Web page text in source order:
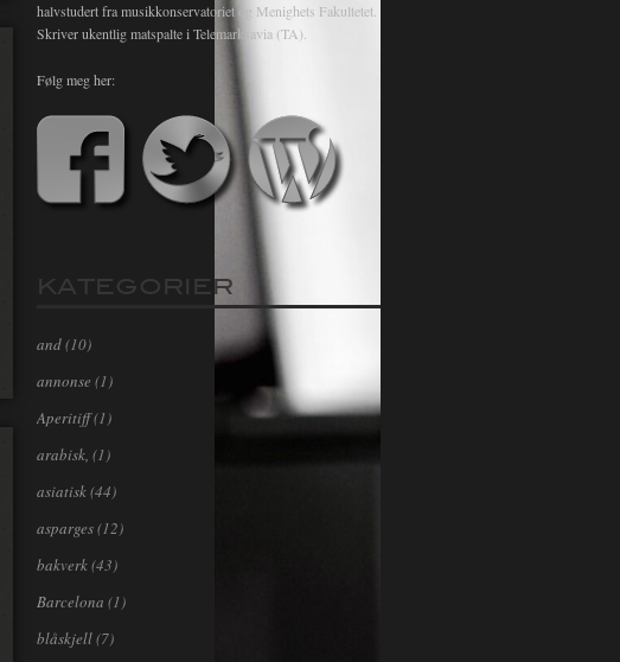
halvstudert fra musikkonservatoriet og Menighets Fakultetet.
Skriver ukentlig matspalte i Telemarksavia (TA).
Følg meg her:
KATEGORIER
and(10)
annonse (1)
Aperitiff(1)
arabisk, (1)
asiatisk(44)
asparges(12)
bakverk(43)
Barcelona (1)
blåskjell(7)